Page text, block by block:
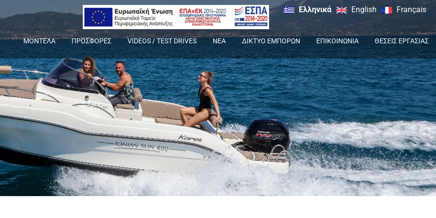
Ελληνικά English Français
ΜΟΝΤΕΛΑ ΠΡΟΣΦΟΡΕΣ VIDEOS / TEST DRIVES ΝΕΑ ΔΙΚΤΥΟ ΕΜΠΟΡΩΝ ΕΠΙΚΟΙΝΩΝΙΑ ΘΕΣΕΙΣ ΕΡΓΑΣΙΑΣ